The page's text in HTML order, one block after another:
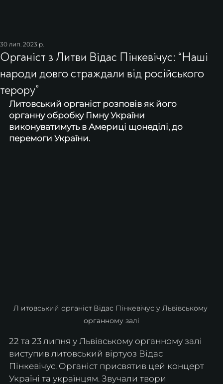
Органіст з Литви Відас Пінкевічус: “Наші
народи довго страждали від російського
терору”
30 лип. 2023 р.
Литовський органіст розповів як його
органну обробку Гімну України
виконуватимуть в Америці щонеділі, до
перемоги України.
Л итовський органіст Відас Пінкевічус у Львівському
органному залі
22 та 23 липня у Львівському органному залі
виступив литовський віртуоз Відас
Пінкевічус. Органіст присвятив цей концерт
Україні та українцям. Звучали твори